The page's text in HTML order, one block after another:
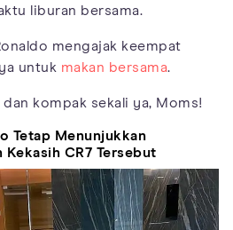
liburan bersama.
mengajak keempat
untuk makan bersama.
kompak sekali ya, Moms!
Tetap Menunjukkan
CR7 Tersebut